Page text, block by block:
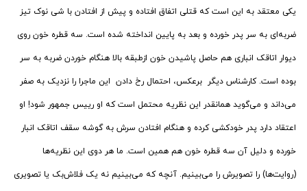
یکی معتقد به این است که قتلی اتفاق افتاده و پیش از افتادن با شی نوک تیز
ضربه‌ای به سر پدر خورده و بعد به پایین انداخته شده است. سه قطره خون روی
دیوار اتاقک انباری هم حاصل پاشیدن خون ازطبقه بالا هنگام خوردن ضربه به سر
بوده است. کارشناس دیگر برعکس، احتمال رخ دادن این ماجرا را نزدیک به صفر
می‌داند و می‌گوید همانقدر این نظریه محتمل است که او رییس جمهور شود! او
اعتقاد دارد پدر خودکشی کرده و هنگام افتادن سرش به گوشه سقف اتاقک انبار
خورده و دلیل آن سه قطره خون هم همین است. ما هر دوی این نظریه‌ها
(روایت‌ها) را تصویرش را می‌بینیم. آنچه که می‌بینیم نه یک فلاش‌بک یا تصویری